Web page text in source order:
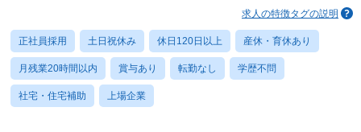
求人の特徴タグの説明
正社員採用 土日祝休み 休日120日以上 産休・育休あり
月残業20時間以内 賞与あり 転勤なし 学歴不問
社宅・住宅補助 上場企業